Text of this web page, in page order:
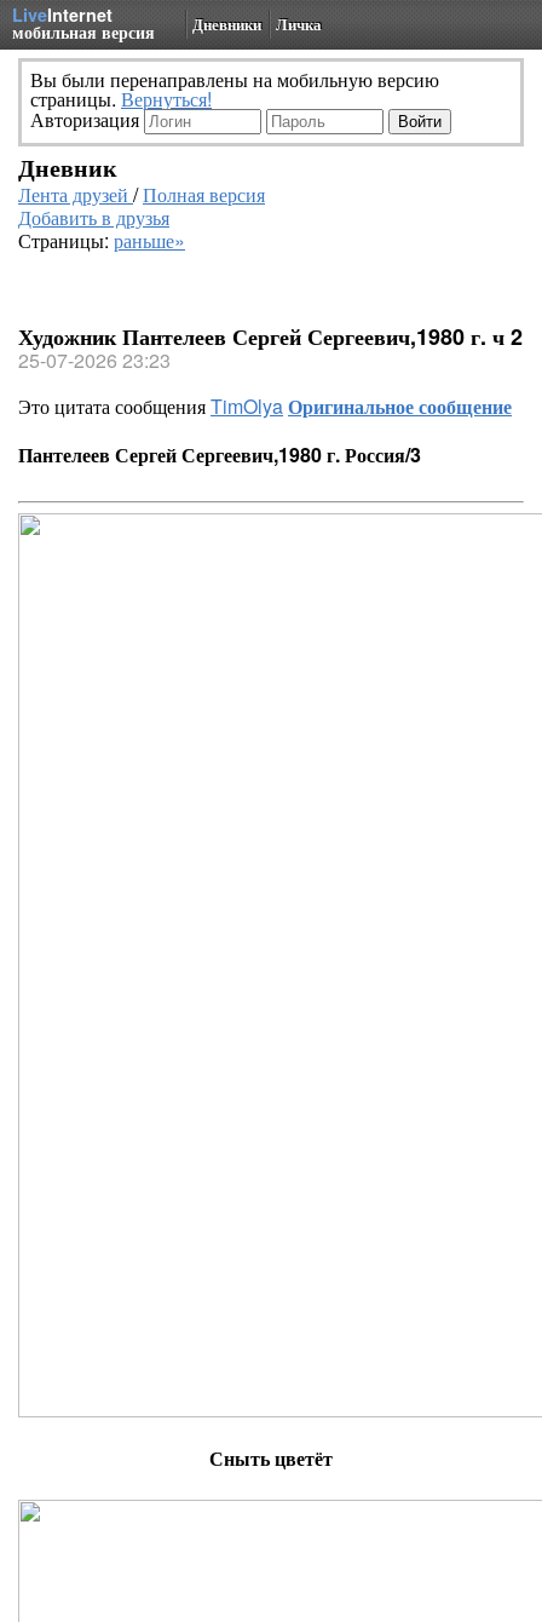
LiveInternet
мобильная версия Дневники Личка
Вы были перенаправлены на мобильную версию
страницы. Вернуться!
Авторизация
Дневник
Лента друзей /Полная версия
Добавить в друзья
Страницы: раньше»
Художник Пантелеев Сергей Сергеевич,1980 г. ч 2
25-07-2026 23:23
Это цитата сообщенияTimOlyaОригинальное сообщение
Пантелеев Сергей Сергеевич,1980 г. Россия/3
Сныть цветёт